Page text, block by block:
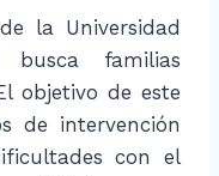
la Universidad
busca familias
objetivo de este
de intervención
con el